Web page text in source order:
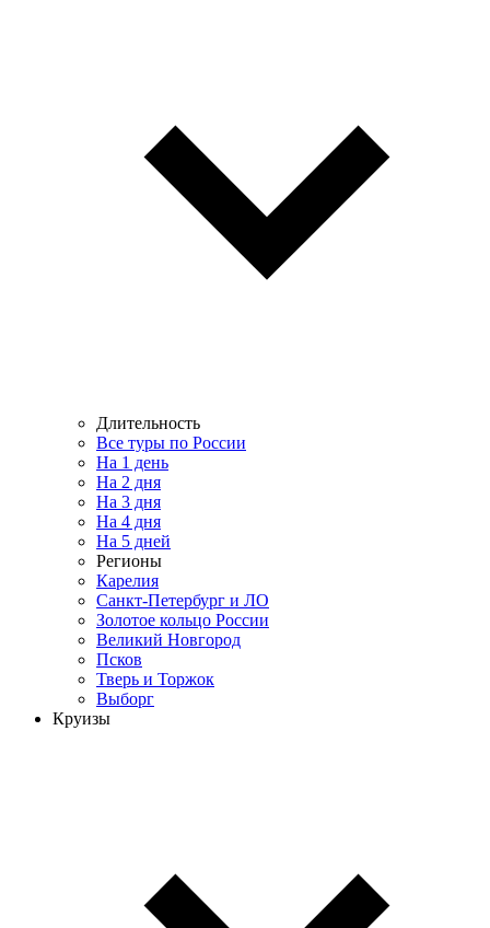
Длительность
Все туры по России
На 1 день
На 2 дня
На 3 дня
На 4 дня
На 5 дней
Регионы
Карелия
Санкт-Петербург и ЛО
Золотое кольцо России
Великий Новгород
Псков
Тверь и Торжок
Выборг
Круизы